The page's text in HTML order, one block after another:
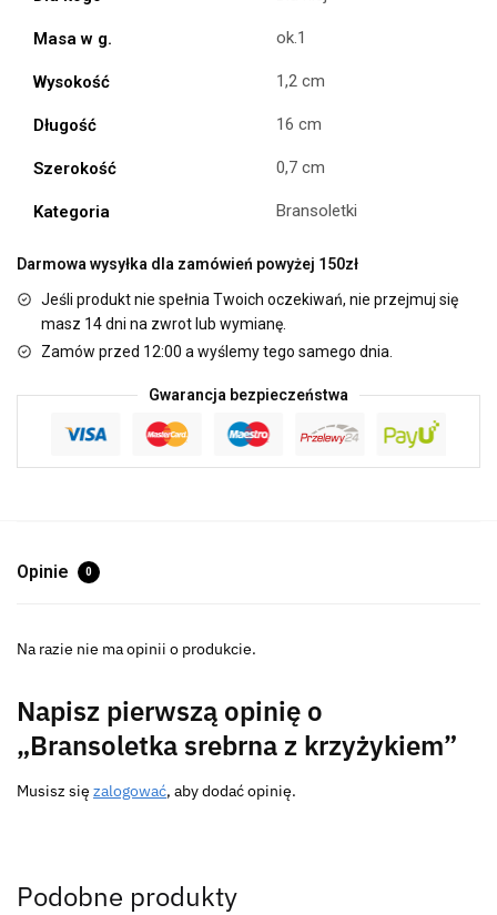
Masa w g. ok.1
Wysokość 1,2 cm
Długość 16 cm
Szerokość 0,7 cm
Kategoria Bransoletki
Darmowa wysyłka dla zamówień powyżej 150zł
Jeśli produkt nie spełnia Twoich oczekiwań, nie przejmuj się
masz 14 dni na zwrot lub wymianę.
Zamów przed 12:00 a wyślemy tego samego dnia.
Gwarancja bezpieczeństwa
Opinie 0
Na razie nie ma opinii o produkcie.
Napisz pierwszą opinię o
„Bransoletka srebrna z krzyżykiem”
Musisz się zalogować, aby dodać opinię.
Podobne produkty